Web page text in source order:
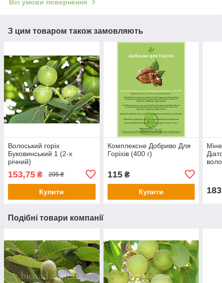
Всі умови повернення
З цим товаром також замовляють
Волоський горіх
Буковинський 1 (2-х
річний)
153,75 ₴ 205 ₴
Купити
Комплексне Добриво Для
Горіхів (400 г)
115₴
Купити 183
Подібні товари компанії